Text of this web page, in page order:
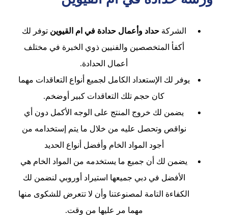
الشركةحداد وأعمال حدادة في ام القيوين توفر لك
أكفأ المتخصصين والفنيين ذوي الخبرة في مختلف
أعمال الحدادة.
يوفر لك الإستعداد الكامل لجميع أنواع التعاقدات مهما
كان حجم تلك التعاقدات كبير أوضخم.
يضمن لك خروج المنتج على الوجه الأكمل دون أي
نواقص وتحصل عليه من خلال ما يتم إستخدامه من
أجود المواد الخام وأفضل أنواع الحديد
يضمن لك أن جميع ما يستخدمه من المواد الخام هي
الأفضل في دبي جميعها استيراد أوروبي لنضمن لك
الكفاءة التامة لمصنوعتنا وأن لا تتعرض للشكوى منها
مهما مر عليها من وقت.